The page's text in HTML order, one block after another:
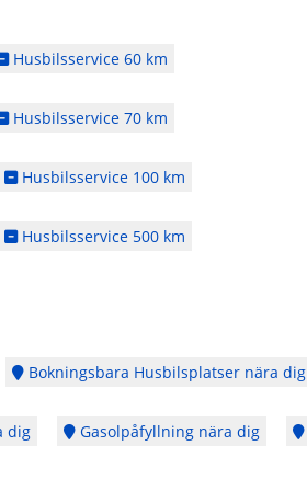
Husbilsservice 60 km
Husbilsservice 70 km
Husbilsservice 100 km
Husbilsservice 500 km
Bokningsbara Husbilsplatser nära dig
dig Gasolpåfyllning nära dig